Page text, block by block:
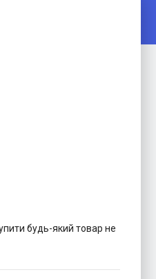
будь-який товар не